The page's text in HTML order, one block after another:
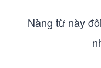
Nàng từ này